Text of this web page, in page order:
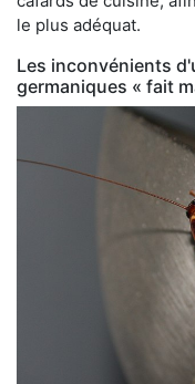
le plus adéquat.
Les inconvénients
germaniques « fait